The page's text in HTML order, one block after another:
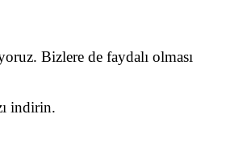
Bizlere de faydalı olması
indirin.